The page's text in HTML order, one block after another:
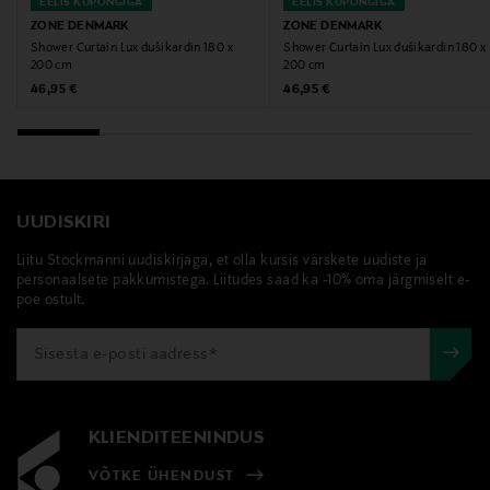
EELIS KUPONGIGA
ZONE DENMARK
Shower Curtain Lux dušikardin 180 x
200 cm
Original Price
46,95 €
EELIS KUPONGIGA
ZONE DENMARK
Shower Curtain Lux dušikardin 180 x
200 cm
Original Price
46,95 €
UUDISKIRI
Liitu Stockmanni uudiskirjaga, et olla kursis värskete uudiste ja
personaalsete pakkumistega. Liitudes saad ka -10% oma järgmiselt e-
poe ostult.
KLIENDITEENINDUS
VÕTKE ÜHENDUST